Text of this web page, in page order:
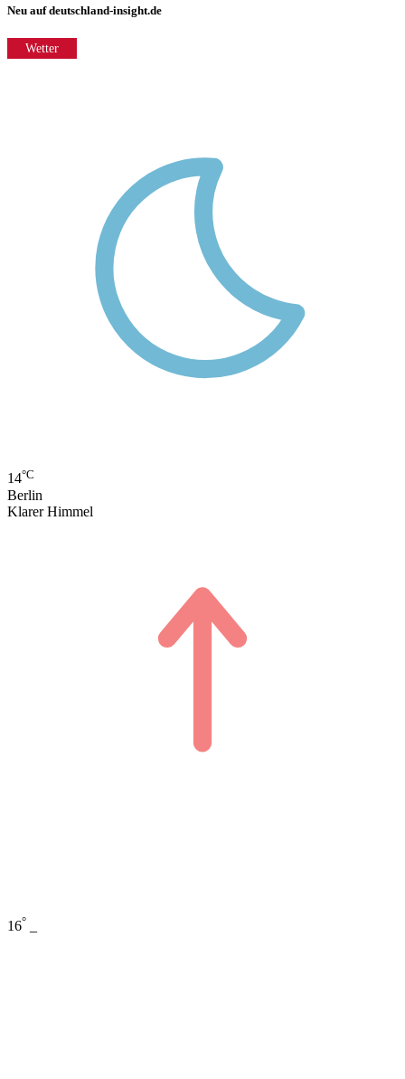
Neu auf deutschland-insight.de
Wetter
14°C
Berlin
Klarer Himmel
16°